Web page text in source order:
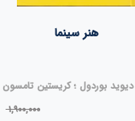
هنر سینما
دیوید بوردول ؛ کریستین تامسون
1,900,000